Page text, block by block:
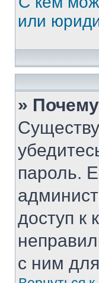
или
»
пароль.
доступ к
с ним